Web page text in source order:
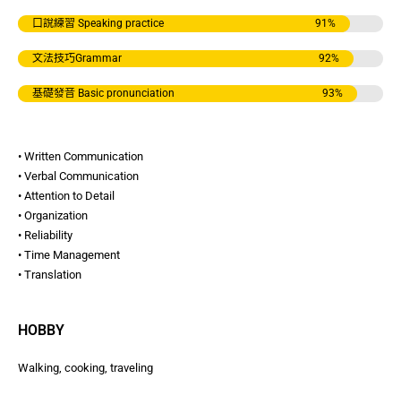
口說練習 Speaking practice 91%
文法技巧Grammar 92%
基礎發音 Basic pronunciation 93%
• Written Communication
• Verbal Communication
• Attention to Detail
• Organization
• Reliability
• Time Management
• Translation
HOBBY
Walking, cooking, traveling